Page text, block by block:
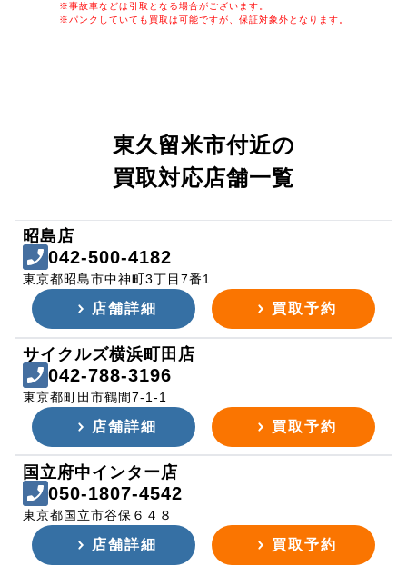
※事故車などは引取となる場合がございます。
※パンクしていても買取は可能ですが、保証対象外となります。
東久留米市付近の
買取対応店舗一覧
昭島店
042-500-4182
東京都昭島市中神町3丁目7番1
店舗詳細 買取予約
サイクルズ横浜町田店
042-788-3196
東京都町田市鶴間7-1-1
店舗詳細 買取予約
国立府中インター店
050-1807-4542
東京都国立市谷保６４８
店舗詳細 買取予約